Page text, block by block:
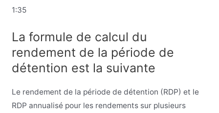
1:35
La formule de calcul du
rendement de la période de
détention est la suivante
Le rendement de la période de détention (RDP) et le
RDP annualisé pour les rendements sur plusieurs